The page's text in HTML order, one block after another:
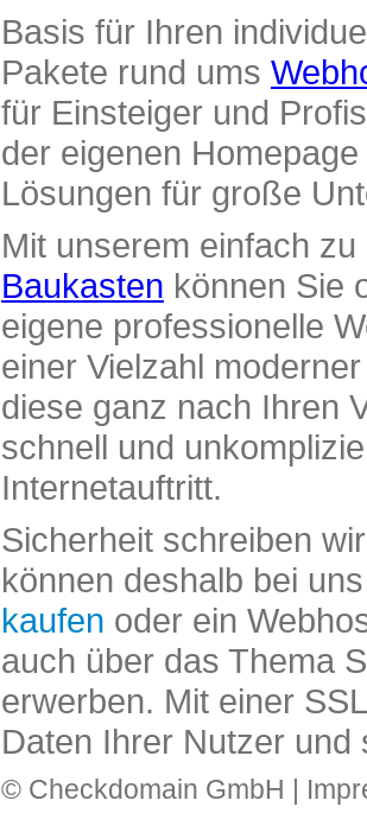
Basis für Ihren
Pakete rund ums
für Einsteiger und
der eigenen
Lösungen für große
Mit unserem einfach
Baukasten können Sie
eigene professionelle
einer Vielzahl
diese ganz nach Ihren
schnell und
Internetauftritt.
Sicherheit schreiben
können deshalb bei
kaufen oder ein
auch über das Thema
erwerben. Mit einer
Daten Ihrer Nutzer und
© Checkdomain GmbH |